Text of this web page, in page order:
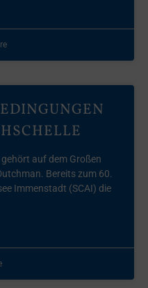
auf dem Großen
Bereits zum 60.
Immenstadt (SCAI) die